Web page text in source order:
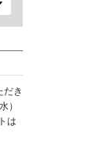
だき
）
は